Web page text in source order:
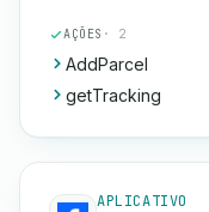
AÇÕES · 2
AddParcel
getTracking
APLICATIVO